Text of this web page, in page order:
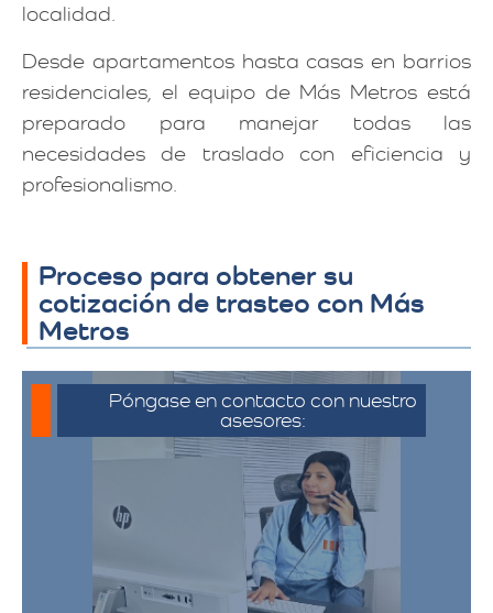
localidad.
Desde apartamentos hasta casas en barrios
residenciales, el equipo de Más Metros está
preparado para manejar todas las
necesidades de traslado con eficiencia y
profesionalismo.
Proceso para obtener su
cotización de trasteo con Más
Metros
Póngase en contacto con nuestro
asesores:
Para iniciar el proceso de solicitud de
cotización, puede comunicarse a través
de whatsapp haciendo click en cotizar.​